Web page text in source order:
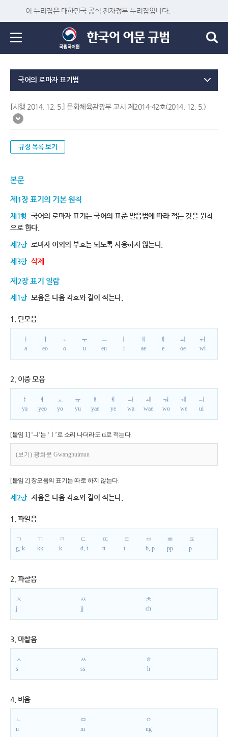
이 누리집은 대한민국 공식 전자정부 누리집입니다.
국어의 로마자 표기법
[시행 2014. 12. 5.] 문화체육관광부 고시 제2014-42호(2014. 12. 5.)
규정 목록 보기
본문
제1장 표기의 기본 원칙
제1항 국어의 로마자 표기는 국어의 표준 발음법에 따라 적는 것을 원칙
으로 한다.
제2항 로마자 이외의 부호는 되도록 사용하지 않는다.
제3항 삭제
제2장 표기 일람
제1항 모음은 다음 각호와 같이 적는다.
1. 단모음
ㅏ
a
ㅓ
eo
ㅗ
o
ㅜ
u
ㅡ
eu
i
ㅐ
ae
ㅔ
e
ㅚ
oe
ㅟ
wi
2. 이중 모음
ㅑ
ya
ㅕ
yeo
ㅛ
yo
ㅠ
yu
ㅒ
yae
ㅖ
ye
ㅘ
wa
ㅙ
wae
ㅝ
wo
ㅞ
we
ㅢ
ui
[붙임 1] ‘ㅢ’는 ‘ㅣ’로 소리 나더라도 ui로 적는다.
(보기) 광희문 Gwanghuimun
[붙임 2] 장모음의 표기는 따로 하지 않는다.
제2항 자음은 다음 각호와 같이 적는다.
1. 파열음
ㄱ
g, k
ㄲ
kk
ㅋ
k
ㄷ
d, t
ㄸ
tt
ㅌ
t
ㅂ
b, p
ㅃ
pp
ㅍ
p
2. 파찰음
ㅈ
j
ㅉ
jj
ㅊ
ch
3. 마찰음
ㅅ
s
ㅆ
ss
ㅎ
h
4. 비음
ㄴ
n
ㅁ
m
ㅇ
ng